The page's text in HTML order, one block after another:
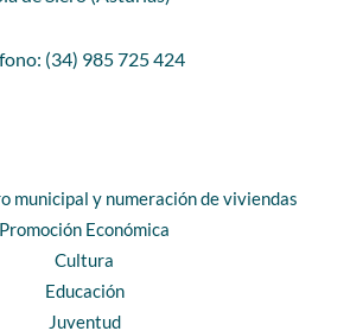
(34) 985 725 424
municipal y numeración de viviendas
Promoción Económica
Cultura
Educación
Juventud